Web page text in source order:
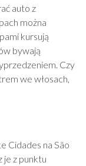
auto z
można
kursują
bywają
Czy
we włosach,
Cidades na São
je z punktu